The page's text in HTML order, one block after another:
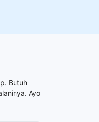
Butuh
Ayo